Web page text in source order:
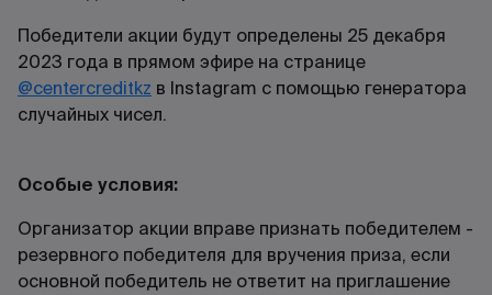
Победители акции будут определены 25 декабря
2023 года в прямом эфире на странице
@centercreditkz в Instagram с помощью генератора
случайных чисел.
Особые условия:
Организатор акции вправе признать победителем -
резервного победителя для вручения приза, если
основной победитель не ответит на приглашение